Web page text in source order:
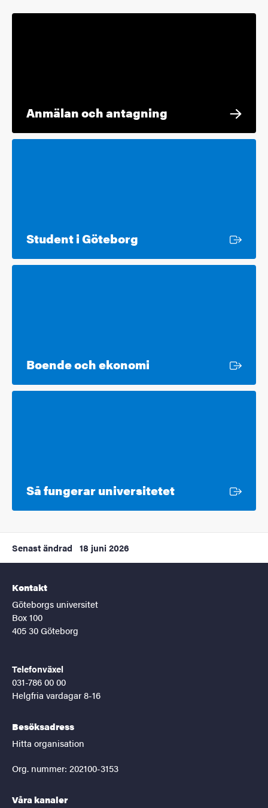
Anmälan och antagning
Student i Göteborg
Boende och ekonomi
Så fungerar universitetetExtern länk
Senast ändrad 18 juni 2026
Kontakt
Göteborgs universitet
Box 100
405 30 Göteborg
Telefonväxel
031-786 00 00
Helgfria vardagar 8-16
Besöksadress
Hitta organisation
Org. nummer: 202100-3153
Våra kanaler